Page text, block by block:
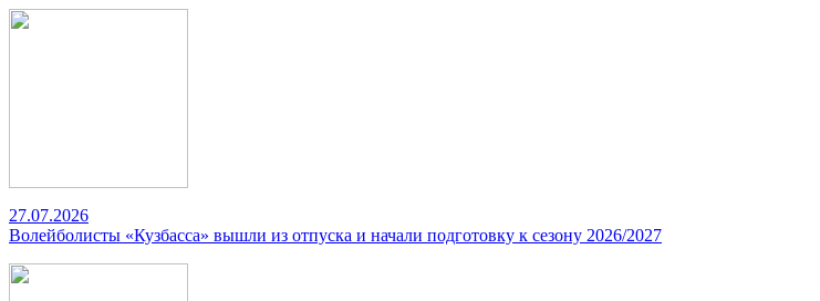
27.07.2026
Волейболисты «Кузбасса» вышли из отпуска и начали подготовку к сезону 2026/2027